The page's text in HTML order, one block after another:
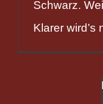
Schwarz.
Klarer wird’s